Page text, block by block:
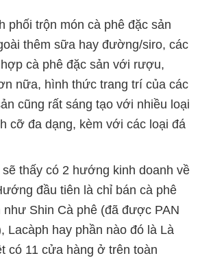
phối trộn món cà phê đặc sản
thêm sữa hay đường/siro, các
cà phê đặc sản với rượu,
nữa, hình thức trang trí của các
cũng rất sáng tạo với nhiều loại
cỡ đa dạng, kèm với các loại đá
thấy có 2 hướng kinh doanh về
đầu tiên là chỉ bán cà phê
như Shin Cà phê (đã được PAN
Lacàph hay phần nào đó là Là
có 11 cửa hàng ở trên toàn